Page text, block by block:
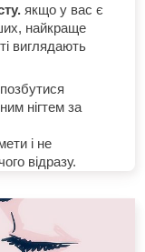
якщо у вас є
найкраще
виглядають
нігтем за
і не
відразу.